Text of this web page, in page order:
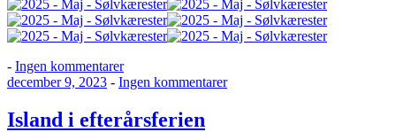
- Ingen kommentarertil
Maj
Sølvkærester
Udgivet
december 9, 2023 - Ingen kommentarertil
Island i efterårsferien